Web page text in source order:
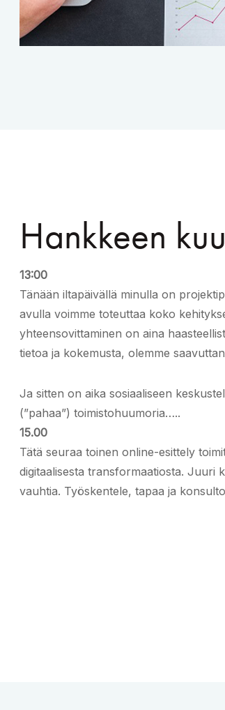
Hankkeen
13:00
Tänään iltapäivällä minulla on
avulla voimme toteuttaa koko
yhteensovittaminen on aina
tietoa ja kokemusta, olemme
Ja sitten on aika sosiaaliseen
(”pahaa”) toimistohuumoria…..
15.00
Tätä seuraa toinen online-esittely
digitaalisesta transformaatiosta. Juuri
vauhtia. Työskentele, tapaa ja